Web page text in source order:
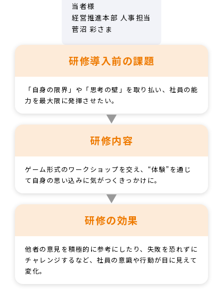
当者様
経営推進本部 人事担当
菅沼 彩さま
研修導入前の課題
「自身の限界」や「思考の壁」を取り払い、社員の能
力を最大限に発揮させたい。
研修内容
ゲーム形式のワークショップを交え、“体験”を通じ
て自身の思い込みに気がつくきっかけに。
研修の効果
他者の意見を積極的に参考にしたり、失敗を恐れずに
チャレンジするなど、社員の意識や行動が目に見えて
変化。